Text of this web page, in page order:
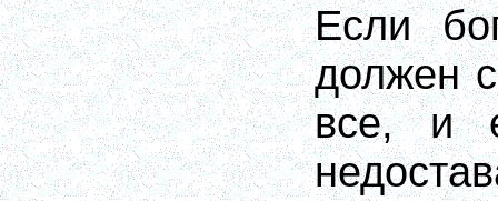
Если
должен
все, и